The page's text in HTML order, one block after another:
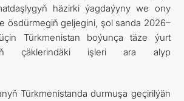
häzirki ýagdaýyny we ony
ösdürmegiň geljegini, şol sanda 2026–
Türkmenistan boýunça täze ýurt
çäklerindäki işleri ara alyp
Türkmenistanda durmuşa geçirilýän